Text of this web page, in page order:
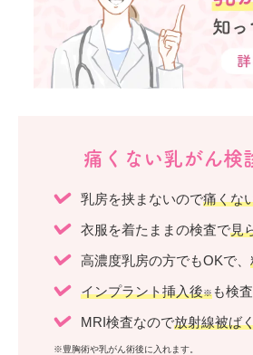
痛くない乳がん検
乳房を挟まないので痛くな
衣服を着たままの検査で見
高濃度乳房の方でもOKで、
インプラント挿入後※ も検
MRI検査なので放射線被ば
※豊胸術や乳がん術後に入れます。